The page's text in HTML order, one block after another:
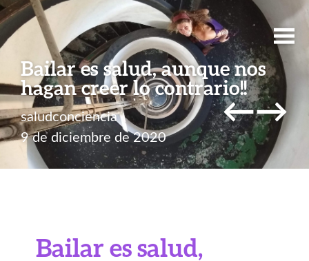
Bailar es salud, aunque nos
hagan creer lo contrario!!
saludconciencia
9 de diciembre de 2020
←→
Bailar es salud,